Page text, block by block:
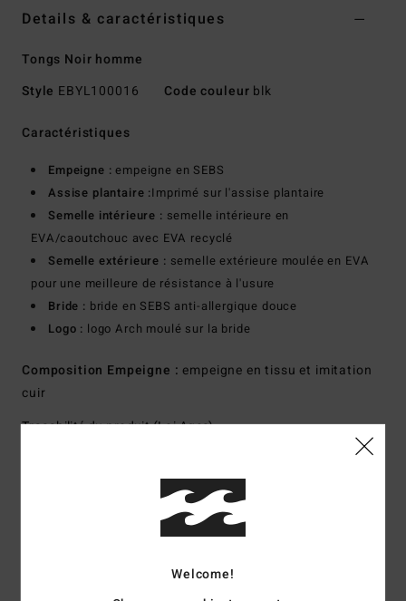
Details & caractéristiques
Tongs Noir homme
Style EBYL100016 Code couleur blk
Caractéristiques
Empeigne : empeigne en SEBS
Assise plantaire :Imprimé sur l'assise plantaire
Semelle intérieure : semelle intérieure en
EVA/caoutchouc avec EVA recyclé
Semelle extérieure : semelle extérieure moulée en EVA
pour une meilleure de résistance à l'usure
Bride : bride en SEBS anti-allergique douce
Logo : logo Arch moulé sur la bride
Composition Empeigne : empeigne en tissu et imitation
cuir
Traçabilité du produit (Loi Agec)
Livraison & Retours
Welcome!